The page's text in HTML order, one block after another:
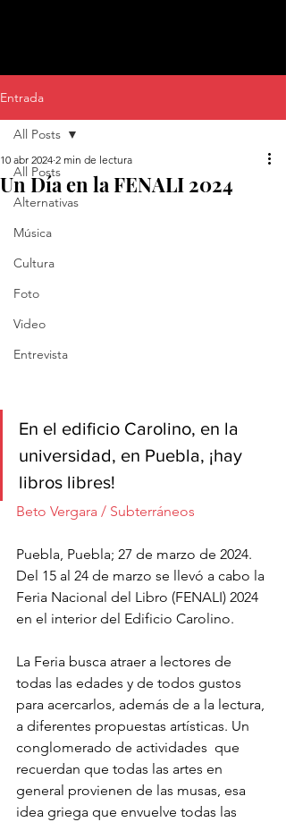
Entrada
All Posts
Alternativas
Música
Cultura
Foto
Video
Entrevista
All Posts
Un Día en la FENALI 2024
10 abr 2024 2 min de lectura
En el edificio Carolino, en la
universidad, en Puebla, ¡hay
libros libres!
Beto Vergara / Subterráneos
Puebla, Puebla; 27 de marzo de 2024.
Del 15 al 24 de marzo se llevó a cabo la
Feria Nacional del Libro (FENALI) 2024
en el interior del Edificio Carolino.
La Feria busca atraer a lectores de
todas las edades y de todos gustos
para acercarlos, además de a la lectura,
a diferentes propuestas artísticas. Un
conglomerado de actividades  que
recuerdan que todas las artes en
general provienen de las musas, esa
idea griega que envuelve todas las